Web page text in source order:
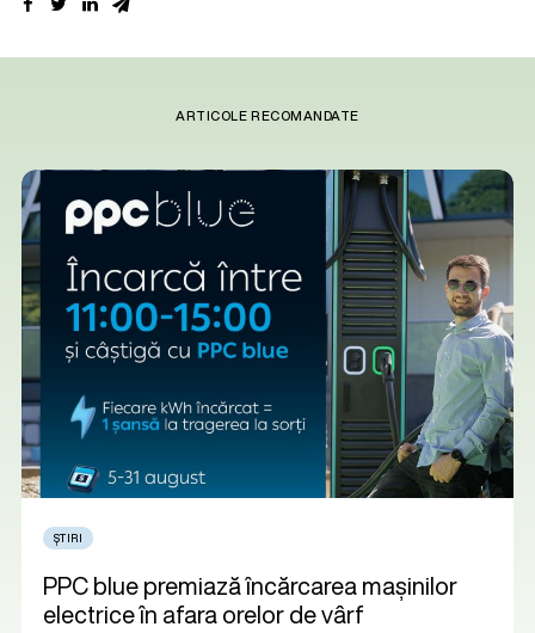
ARTICOLE RECOMANDATE
ȘTIRI
PPC blue premiază încărcarea mașinilor
electrice în afara orelor de vârf